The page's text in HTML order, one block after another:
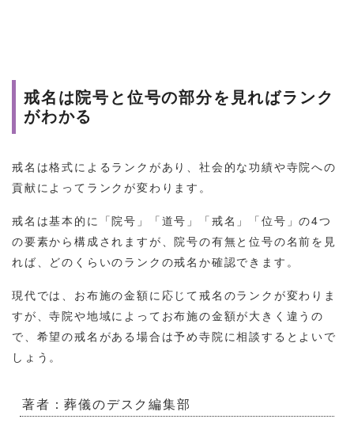
戒名は院号と位号の部分を見ればランク
がわかる
戒名は格式によるランクがあり、社会的な功績や寺院への
貢献によってランクが変わります。
戒名は基本的に「院号」「道号」「戒名」「位号」の4つ
の要素から構成されますが、院号の有無と位号の名前を見
れば、どのくらいのランクの戒名か確認できます。
現代では、お布施の金額に応じて戒名のランクが変わりま
すが、寺院や地域によってお布施の金額が大きく違うの
で、希望の戒名がある場合は予め寺院に相談するとよいで
しょう。
著者：葬儀のデスク編集部